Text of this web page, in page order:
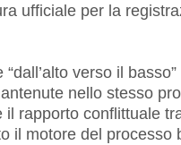
ufficiale per la
verso il basso”
nello stesso
rapporto conflittuale
il motore del processo